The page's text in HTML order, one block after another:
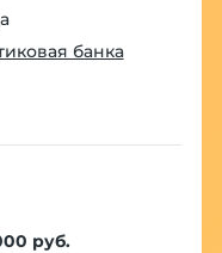
банка
руб.